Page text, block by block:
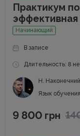
Практикум
Начинающий
В записе
Длительность: 8
Н. Наконечний
Язык
9 800 грн